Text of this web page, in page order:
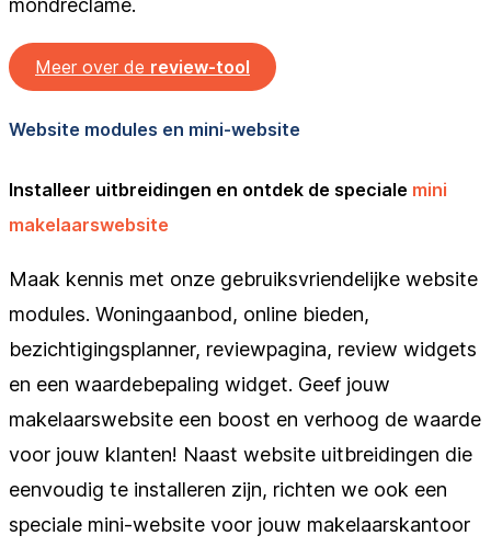
mondreclame.
Meer over de review-tool
Website modules en mini-website
Installeer uitbreidingen en ontdek de speciale mini
makelaarswebsite
Maak kennis met onze gebruiksvriendelijke website
modules. Woningaanbod, online bieden,
bezichtigingsplanner, reviewpagina, review widgets
en een waardebepaling widget. Geef jouw
makelaarswebsite een boost en verhoog de waarde
voor jouw klanten! Naast website uitbreidingen die
eenvoudig te installeren zijn, richten we ook een
speciale mini-website voor jouw makelaarskantoor